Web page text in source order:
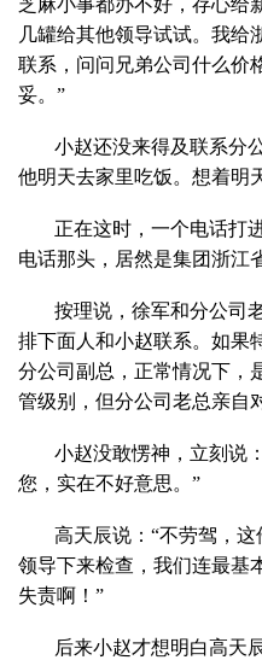
几罐给其他领导试试。我给
联系，问问兄弟公司什么价
妥。”
小赵还没来得及联系分
他明天去家里吃饭。想着明
正在这时，一个电话打
电话那头，居然是集团浙江
按理说，徐军和分公司
排下面人和小赵联系。如果
分公司副总，正常情况下，
管级别，但分公司老总亲自
小赵没敢愣神，立刻说
您，实在不好意思。”
高天辰说：“不劳驾，
领导下来检查，我们连最基
失责啊！”
后来小赵才想明白高天